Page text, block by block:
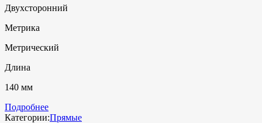
Двухсторонний
Метрика
Метрический
Длина
140 мм
Подробнее
Категории:Прямые